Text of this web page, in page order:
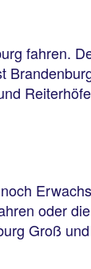
fahren.
oder
Groß